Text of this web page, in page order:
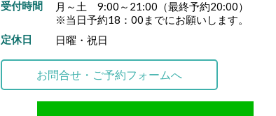
受付時間
月～土 9:00～21:00（最終予約20:00）
※当日予約18：00までにお願いします。
定休日
日曜・祝日
お問合せ・ご予約フォームへ